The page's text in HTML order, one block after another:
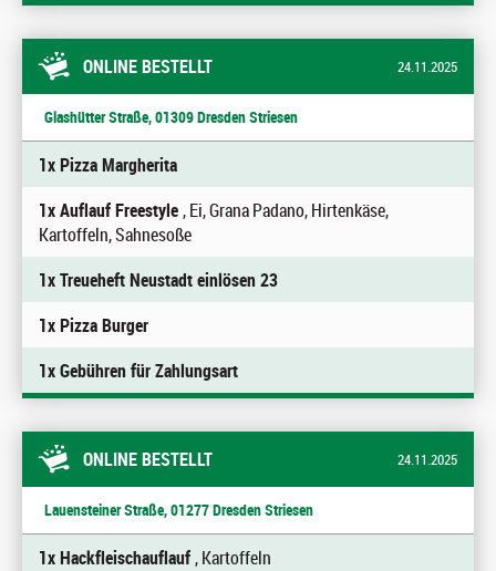
ONLINE BESTELLT 24.11.2025
Glashütter Straße, 01309 Dresden Striesen
1x Pizza Margherita
1x Auflauf Freestyle, Ei, Grana Padano, Hirtenkäse,
Kartoffeln, Sahnesoße
1x Treueheft Neustadt einlösen 23
1x Pizza Burger
1x Gebühren für Zahlungsart
ONLINE BESTELLT 24.11.2025
Lauensteiner Straße, 01277 Dresden Striesen
1x Hackfleischauflauf, Kartoffeln